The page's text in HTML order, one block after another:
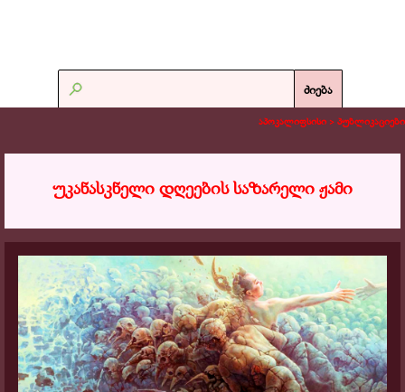
ძიება
აპოკალიფსისი > პუბლიკაციები
უკანასკნელი დღეების საზარელი ჟამი